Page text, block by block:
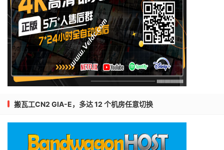
搬瓦工CN2 GIA-E，多达 12 个机房任意切换